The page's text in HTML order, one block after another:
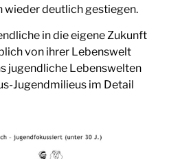
wieder deutlich gestiegen.
in die eigene Zukunft
von ihrer Lebenswelt
jugendliche Lebenswelten
Jugendmilieus im Detail